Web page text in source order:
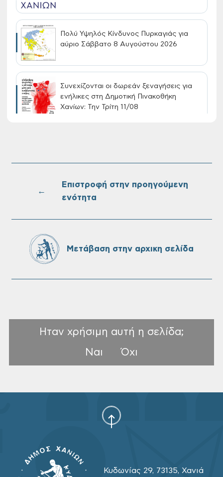
Πολύ Υψηλός Κίνδυνος Πυρκαγιάς για
αύριο Σάββατο 8 Αυγούστου 2026
Συνεχίζονται οι δωρεάν ξεναγήσεις για
ενήλικες στη Δημοτική Πινακοθήκη
Χανίων: Την Τρίτη 11/08
Τακτική συνεδρίαση Δημοτικής Επιτροπής
←
Επιστροφή στην προηγούμενη
ενότητα
Μετάβαση στην αρχικη σελίδα
Ηταν χρήσιμη αυτή η σελίδα;
Ναι
Όχι
Κυδωνίας 29, 73135, Χανιά